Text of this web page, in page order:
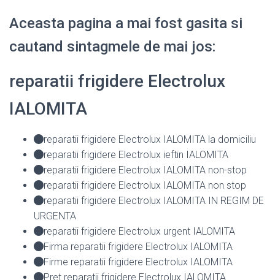
Aceasta pagina a mai fost gasita si
cautand sintagmele de mai jos:
reparatii frigidere Electrolux
IALOMITA
reparatii frigidere Electrolux IALOMITA la domiciliu
reparatii frigidere Electrolux ieftin IALOMITA
reparatii frigidere Electrolux IALOMITA non-stop
reparatii frigidere Electrolux IALOMITA non stop
reparatii frigidere Electrolux IALOMITA IN REGIM DE
URGENTA
reparatii frigidere Electrolux urgent IALOMITA
Firma reparatii frigidere Electrolux IALOMITA
Firme reparatii frigidere Electrolux IALOMITA
Pret reparatii frigidere Electrolux IALOMITA